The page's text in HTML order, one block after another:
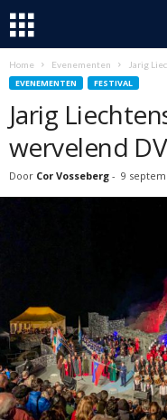
Home Evenementen Jarig
EVENEMENTEN FESTIVAL
Jarig
wervelend
Door Cor Vosseberg - 9